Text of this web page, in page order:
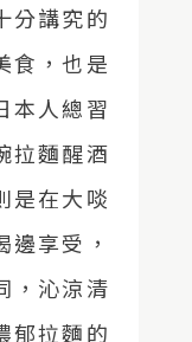
分講究的
食，也是
本人總習
拉麵醒酒
是在大啖
享受，
，沁涼清
郁拉麵的